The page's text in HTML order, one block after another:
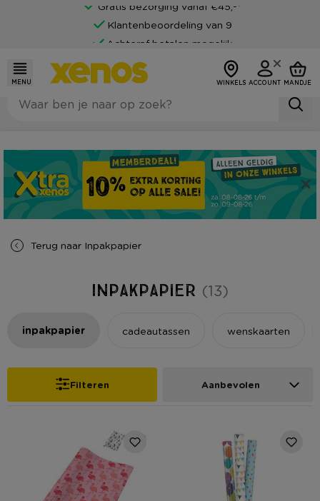
Gratis bezorging vanaf €45,-*
Klantenbeoordeling van 9
Achteraf betalen mogelijk
MENU WINKELS ACCOUNT MANDJE
Terug naar Inpakpapier
Inpakpapier (13)
inpakpapier cadeautassen wenskaarten
Filteren Aanbevolen